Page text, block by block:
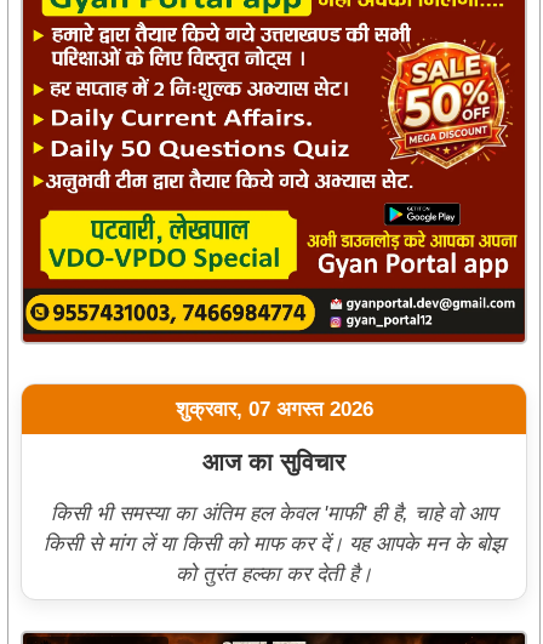
शुक्रवार, 07 अगस्त 2026
आज का सुविचार
किसी भी समस्या का अंतिम हल केवल 'माफी' ही है, चाहे वो आप
किसी से मांग लें या किसी को माफ कर दें। यह आपके मन के बोझ
को तुरंत हल्का कर देती है।